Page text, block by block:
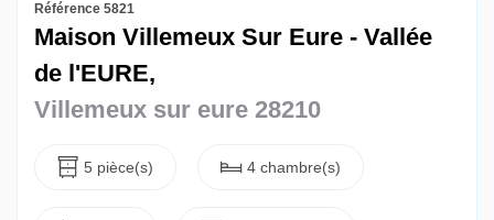
Référence 5821
Maison Villemeux Sur Eure - Vallée
de l'EURE,
Villemeux sur eure 28210
5 pièce(s) 4 chambre(s)